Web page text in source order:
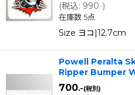
(税込: 990.-)
在庫数 5点
Size ヨコ|12.7cm
Powell Peralta
Ripper Bumper
700.-(税別)